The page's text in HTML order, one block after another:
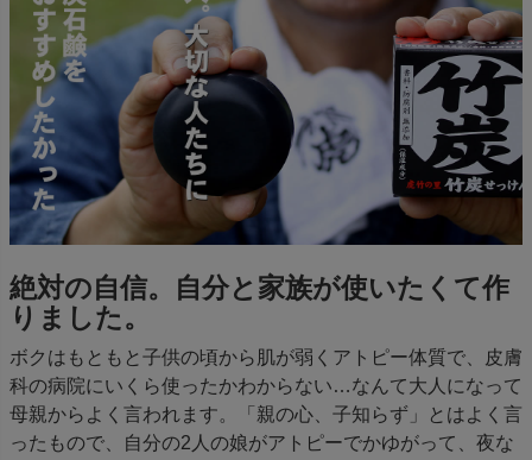
絶対の自信。自分と家族が使いたくて作
りました。
ボクはもともと子供の頃から肌が弱くアトピー体質で、皮膚
科の病院にいくら使ったかわからない…なんて大人になって
母親からよく言われます。「親の心、子知らず」とはよく言
ったもので、自分の2人の娘がアトピーでかゆがって、夜な